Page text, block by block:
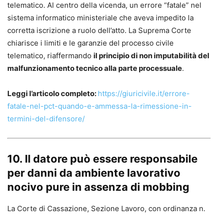
telematico. Al centro della vicenda, un errore “fatale” nel
sistema informatico ministeriale che aveva impedito la
corretta iscrizione a ruolo dell’atto. La Suprema Corte
chiarisce i limiti e le garanzie del processo civile
telematico, riaffermando il principio di non imputabilità del
malfunzionamento tecnico alla parte processuale.
Leggi l’articolo completo: https://giuricivile.it/errore-
fatale-nel-pct-quando-e-ammessa-la-rimessione-in-
termini-del-difensore/
10. Il datore può essere responsabile
per danni da ambiente lavorativo
nocivo pure in assenza di mobbing
La Corte di Cassazione, Sezione Lavoro, con ordinanza n.